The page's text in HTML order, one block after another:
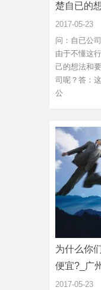
楚自已的
2017-05-23
问：自已公
由于不懂这
己的想法和
司呢？答：
公
为什么你
便宜?_广
2017-05-23